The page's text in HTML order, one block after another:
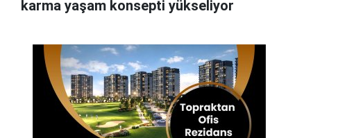
karma yaşam konsepti yükseliyor